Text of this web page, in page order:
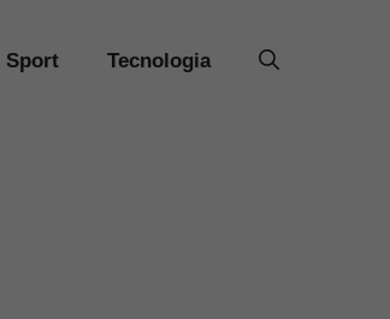
Sport Tecnologia